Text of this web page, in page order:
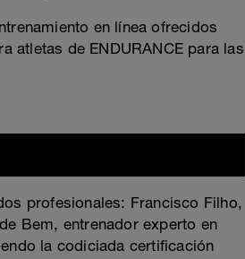
en línea ofrecidos
atletas de ENDURANCE para las
profesionales: Francisco Filho,
Bem, entrenador experto en
la codiciada certificación